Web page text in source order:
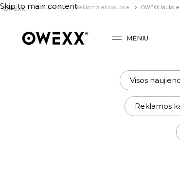
Skip to main content
Naujienos Reklama ekranuose OWEXX
MENIU
Visos
Reklamos